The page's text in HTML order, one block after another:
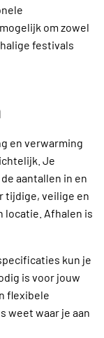
om zowel
festivals
en verwarming
Je
aantallen in en
tijdige, veilige en
locatie. Afhalen is
kun je
is voor jouw
flexibele
weet waar je aan